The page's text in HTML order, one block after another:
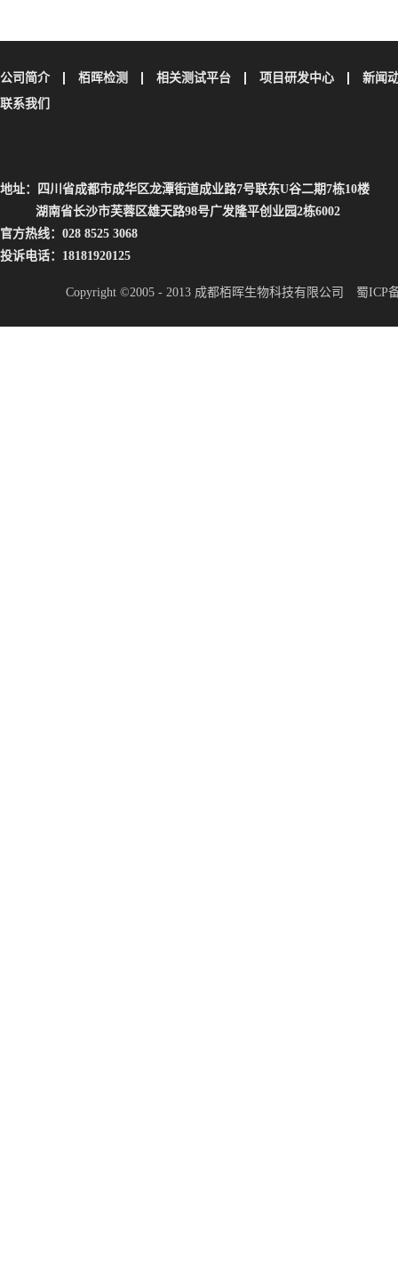
公司简介 栢晖检测 相关测试平台 项目研发中心
新闻
联系我们
地址：四川省成都市成华区龙潭街道成业路7号联东U谷二期7栋10楼
湖南省长沙市芙蓉区雄天路98号广发隆平创业园2栋6002
官方热线：028 8525 3068
投诉电话：18181920125
Copyright ©2005 - 2013 成都栢晖生物科技有限公司 蜀ICP